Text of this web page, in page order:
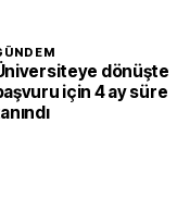
dönüşte
için 4 ay süre